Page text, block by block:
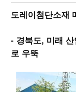
도레이첨단소재
- 경북도, 미래 산
로 우뚝